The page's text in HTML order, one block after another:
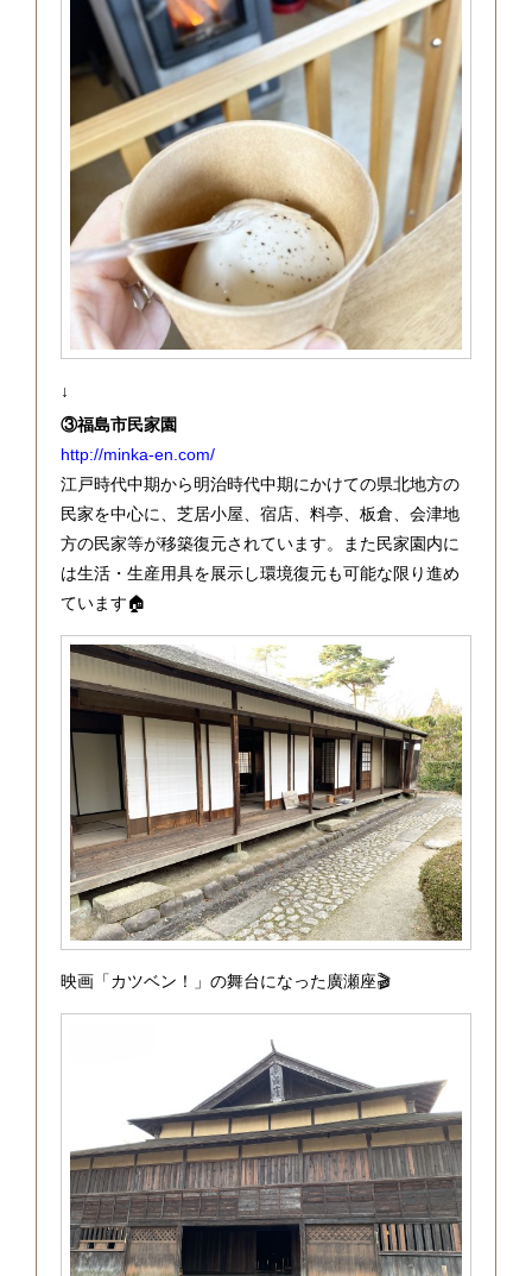
↓
③福島市民家園
http://minka-en.com/
江戸時代中期から明治時代中期にかけての県北地方の
民家を中心に、芝居小屋、宿店、料亭、板倉、会津地
方の民家等が移築復元されています。また民家園内に
は生活・生産用具を展示し環境復元も可能な限り進め
ています🏠
映画「カツベン！」の舞台になった廣瀬座🎬